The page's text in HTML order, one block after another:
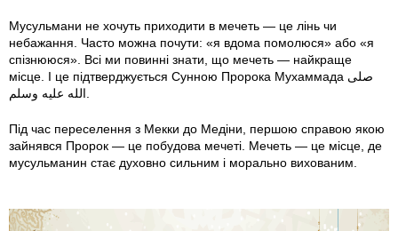
Мусульмани не хочуть приходити в мечеть — це лінь чи
небажання. Часто можна почути: «я вдома помолюся» або «я
спізнююся». Всі ми повинні знати, що мечеть — найкраще
місце. І це підтверджується Сунною Пророка Мухаммада صلى
Під час переселення з Мекки до Медіни, першою справою якою
зайнявся Пророк — це побудова мечеті. Мечеть — це місце, де
мусульманин стає духовно сильним і морально вихованим.